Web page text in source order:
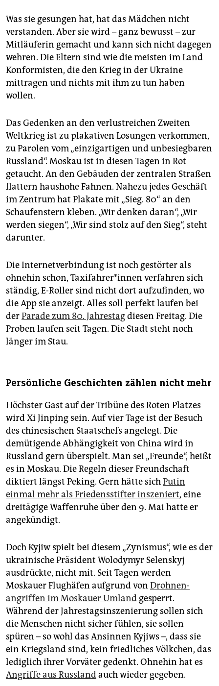
Was sie gesungen hat, hat das Mädchen nicht
verstanden. Aber sie wird – ganz bewusst – zur
Mitläuferin gemacht und kann sich nicht dagegen
wehren. Die Eltern sind wie die meisten im Land
Konformisten, die den Krieg in der Ukraine
mittragen und nichts mit ihm zu tun haben
wollen.
Das Gedenken an den verlustreichen Zweiten
Weltkrieg ist zu plakativen Losungen verkommen,
zu Parolen vom „einzigartigen und unbesiegbaren
Russland“. Moskau ist in diesen Tagen in Rot
getaucht. An den Gebäuden der zentralen Straßen
flattern haushohe Fahnen. Nahezu jedes Geschäft
im Zentrum hat Plakate mit „Sieg. 80“ an den
Schaufenstern kleben. „Wir denken daran“, „Wir
werden siegen“, „Wir sind stolz auf den Sieg“, steht
darunter.
Die Internetverbindung ist noch gestörter als
ohnehin schon, Ta­xi­fah­re­r*in­nen verfahren sich
ständig, E-Roller sind nicht dort aufzufinden, wo
die App sie anzeigt. Alles soll perfekt laufen bei
derParade zum 80. Jahrestagdiesen Freitag. Die
Proben laufen seit Tagen. Die Stadt steht noch
länger im Stau.
Persönliche Geschichten zählen nicht mehr
Höchster Gast auf der Tribüne des Roten Platzes
wird Xi Jinping sein. Auf vier Tage ist der Besuch
des ­chinesischen Staatschefs angelegt. Die
demütigende Abhängigkeit von China wird in
Russland gern überspielt. Man sei „Freunde“, heißt
es in Moskau. Die Regeln dieser Freundschaft
diktiert längst Peking. Gern hätte sichPutin
einmal mehr als Friedensstifter inszeniert, eine
dreitägige Waffenruhe über den 9. Mai hatte er
angekündigt.
Doch Kyjiw spielt bei diesem „­Zynismus“, wie es der
ukrainische Präsident Wolodymyr Selenskyj
ausdrückte, nicht mit. Seit Tagen werden
Moskauer ­Flughäfen aufgrund von Drohnen­
angriffen im Moskauer Umland gesperrt.
Während der Jahrestagsinszenierung sollen sich
die Menschen nicht sicher fühlen, sie sollen
spüren – so wohl das Ansinnen Kyjiws –, dass sie
ein Kriegsland sind, kein friedliches Völkchen, das
lediglich ihrer Vorväter gedenkt. Ohnehin hat es
Angriffe aus Russlandauch wieder gegeben.